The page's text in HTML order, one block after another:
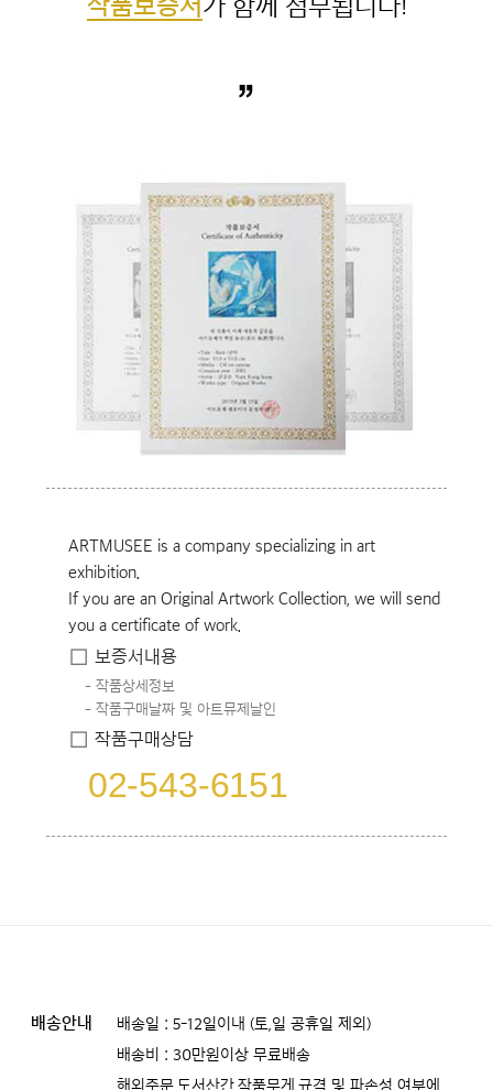
작품보증서
”
ARTMUSEE is a company specializing in art
exhibition.
If you are an Original Artwork Collection, we will send
you a certificate of work.
보증서내용
작품상세정보
작품구매날짜 및 아트뮤제날인
작품구매상담
02-543-6151
배송안내
배송일 : 5-12일이내 (토,일 공휴일 제외)
배송비 : 30만원이상 무료배송
해외주문,도서산간,작품무게,규격 및 파손성 여부에